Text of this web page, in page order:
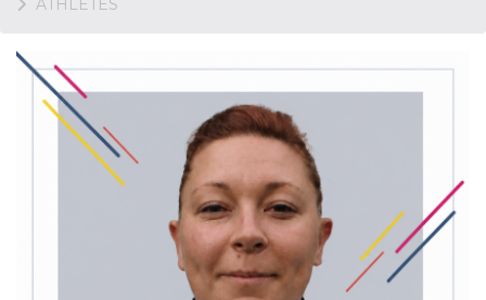
ATHLETES